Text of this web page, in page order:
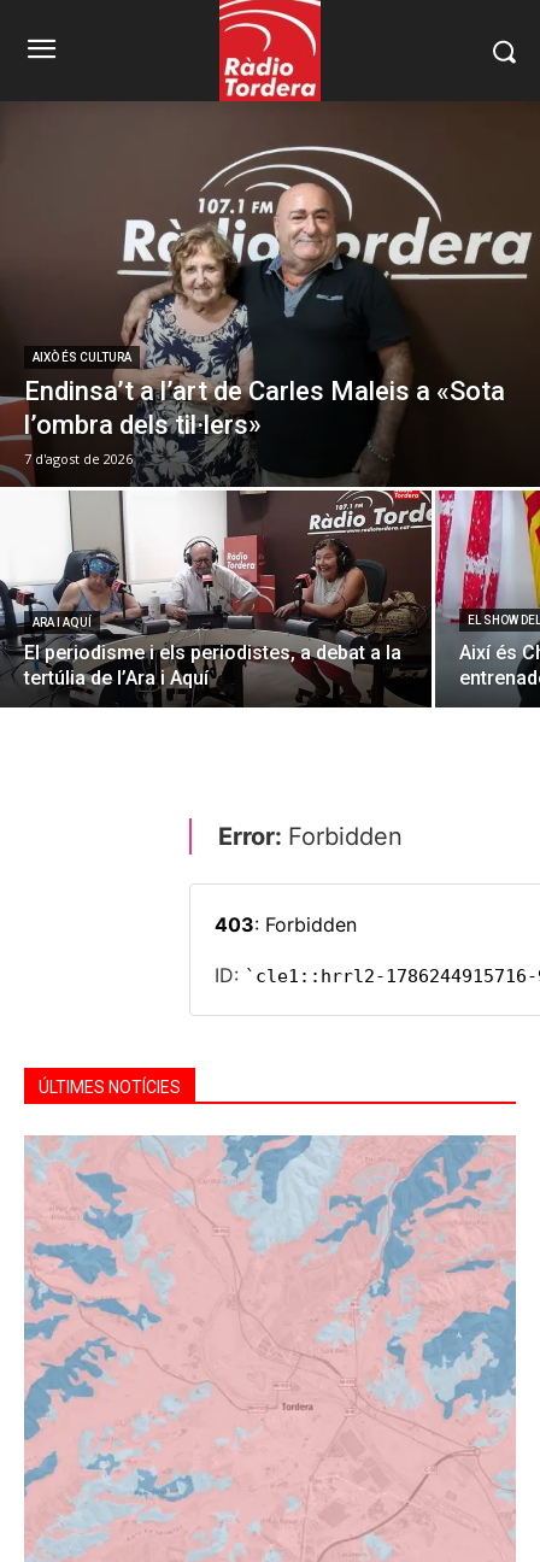
AIXÒ ÉS CULTURA
Endinsa’t a l’art de Carles Maleis a «Sota
l’ombra dels til·lers»
7 d'agost de 2026
ARA I AQUÍ
El periodisme i els periodistes, a debat a la
tertúlia de l’Ara i Aquí
EL SHOW
Així és
ÚLTIMES NOTÍCIES